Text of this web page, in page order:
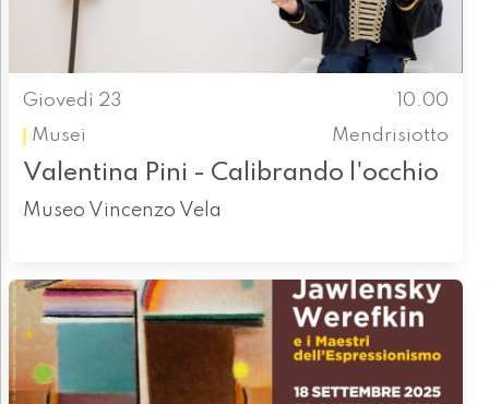
Giovedì 23
10.00
Musei
Mendrisiotto
Valentina Pini - Calibrando l'occhio
Museo Vincenzo Vela